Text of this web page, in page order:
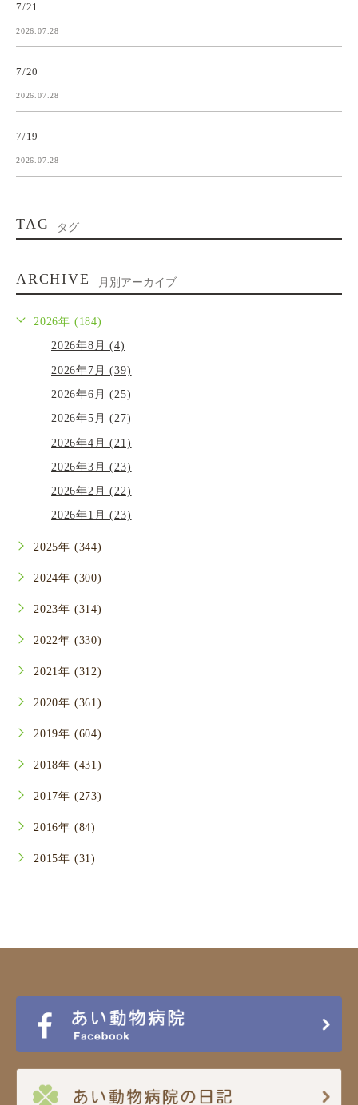
7/21
2026.07.28
7/20
2026.07.28
7/19
2026.07.28
TAG タグ
ARCHIVE 月別アーカイブ
2026年 (184)
2026年8月 (4)
2026年7月 (39)
2026年6月 (25)
2026年5月 (27)
2026年4月 (21)
2026年3月 (23)
2026年2月 (22)
2026年1月 (23)
2025年 (344)
2024年 (300)
2023年 (314)
2022年 (330)
2021年 (312)
2020年 (361)
2019年 (604)
2018年 (431)
2017年 (273)
2016年 (84)
2015年 (31)